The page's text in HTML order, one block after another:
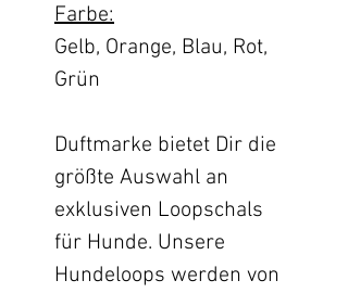
Farbe:
Gelb, Orange, Blau, Rot,
Grün
Duftmarke bietet Dir die
größte Auswahl an
exklusiven Loopschals
für Hunde. Unsere
Hundeloops werden von